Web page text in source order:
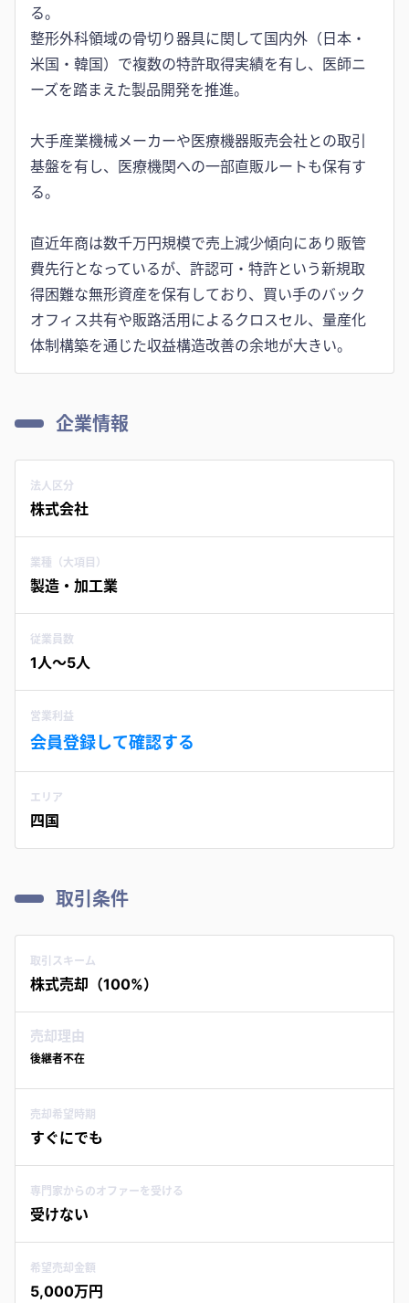
る。
整形外科領域の骨切り器具に関して国内外（日本・
米国・韓国）で複数の特許取得実績を有し、医師ニ
ーズを踏まえた製品開発を推進。
大手産業機械メーカーや医療機器販売会社との取引
基盤を有し、医療機関への一部直販ルートも保有す
る。
直近年商は数千万円規模で売上減少傾向にあり販管
費先行となっているが、許認可・特許という新規取
得困難な無形資産を保有しており、買い手のバック
オフィス共有や販路活用によるクロスセル、量産化
体制構築を通じた収益構造改善の余地が大きい。
企業情報
法人区分
株式会社
業種（大項目）
製造・加工業
従業員数
1人〜5人
営業利益
会員登録して確認する
エリア
四国
取引条件
取引スキーム
株式売却（100%）
売却理由
後継者不在
売却希望時期
すぐにでも
専門家からのオファーを受ける
受けない
希望売却金額
5,000万円